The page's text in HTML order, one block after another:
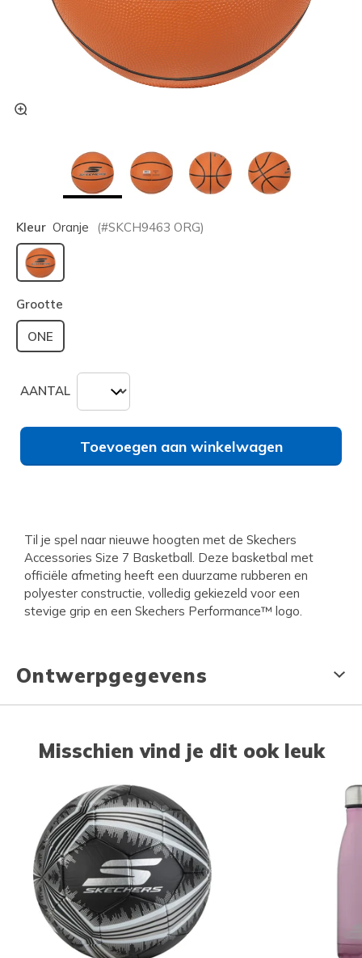
Kleur Oranje (#SKCH9463 ORG)
geselecteerd
Grootte
ONE
AANTAL
Toevoegen aan winkelwagen
Til je spel naar nieuwe hoogten met de Skechers
Accessories Size 7 Basketball. Deze basketbal met
officiële afmeting heeft een duurzame rubberen en
polyester constructie, volledig gekiezeld voor een
stevige grip en een Skechers Performance™ logo.
Ontwerpgegevens
Misschien vind je dit ook leuk